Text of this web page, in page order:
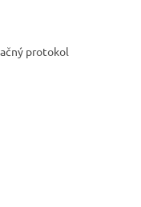
protokol